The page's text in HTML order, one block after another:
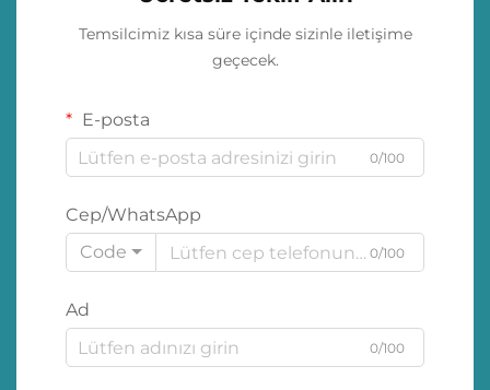
Temsilcimiz kısa süre içinde sizinle iletişime
geçecek.
E-posta
0/100
Cep/WhatsApp
Code
0/100
Ad
0/100